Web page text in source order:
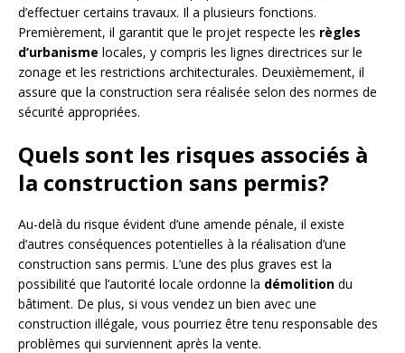
d’effectuer certains travaux. Il a plusieurs fonctions.
Premièrement, il garantit que le projet respecte les règles
d’urbanisme locales, y compris les lignes directrices sur le
zonage et les restrictions architecturales. Deuxièmement, il
assure que la construction sera réalisée selon des normes de
sécurité appropriées.
Quels sont les risques associés à
la construction sans permis?
Au-delà du risque évident d’une amende pénale, il existe
d’autres conséquences potentielles à la réalisation d’une
construction sans permis. L’une des plus graves est la
possibilité que l’autorité locale ordonne la démolition du
bâtiment. De plus, si vous vendez un bien avec une
construction illégale, vous pourriez être tenu responsable des
problèmes qui surviennent après la vente.